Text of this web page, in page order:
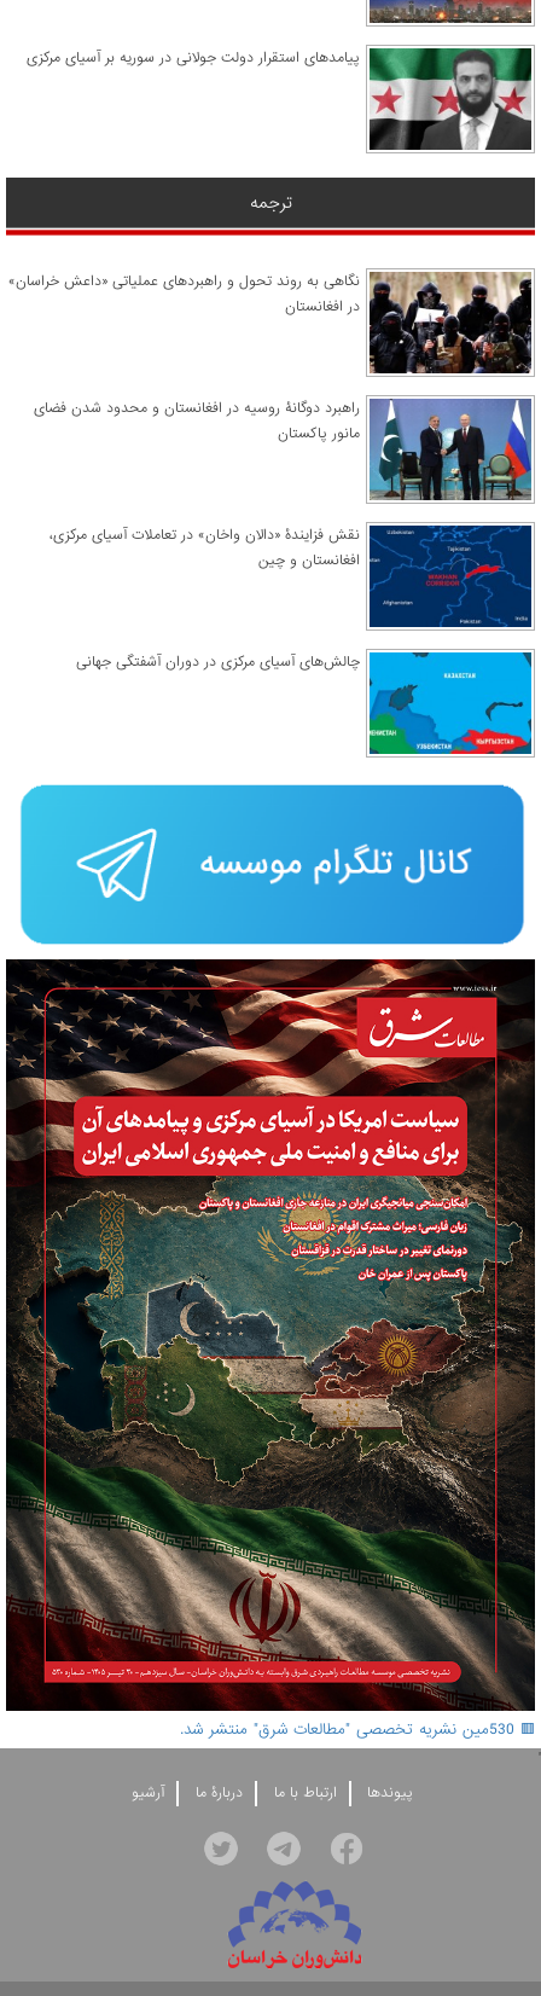
پیامدهای استقرار دولت جولانی در سوریه بر آسیای مرکزی
ترجمه
نگاهی به روند تحول و راهبردهای عملیاتی «داعش خراسان»
در افغانستان
راهبرد دوگانۀ روسیه در افغانستان و محدود شدن فضای
مانور پاکستان
نقش فزایندۀ «دالان واخان» در تعاملات آسیای مرکزی،
افغانستان و چین
چالش‌های آسیای مرکزی در دوران آشفتگی جهانی
🟥 530مین نشریه تخصصی "مطالعات شرق" منتشر شد.
'
پيوندها ارتباط با ما دربارۀ ما آرشيو